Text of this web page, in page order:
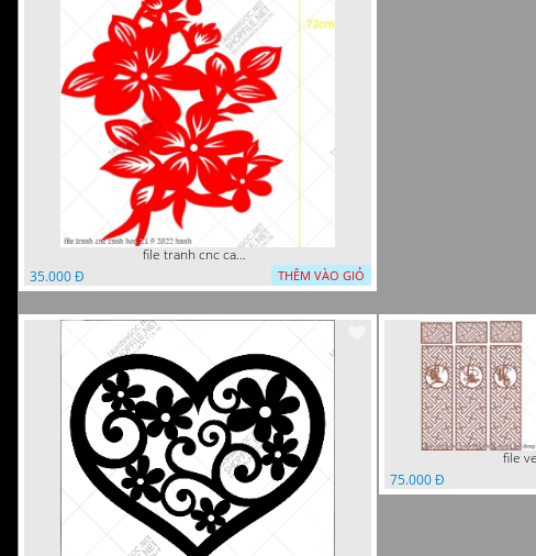
file tranh cnc canh hoa 21 9 2022 hanh
35.000 Đ
THÊM VÀO GIỎ
75.000 Đ